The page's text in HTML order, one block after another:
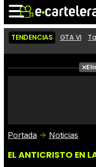
Noticias
Críticas
TENDENCIAS GTA VI
Portada Noticias
EL ANTICRISTO EN